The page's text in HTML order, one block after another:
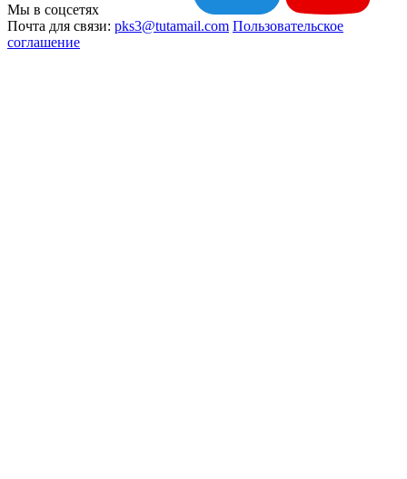
Мы в соцсетях
Почта для связи: pks3@tutamail.com Пользовательское
соглашение